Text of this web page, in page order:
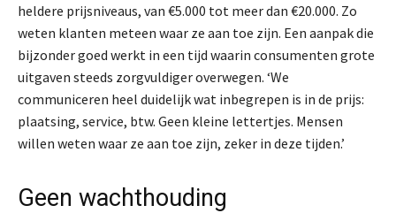
heldere prijsniveaus, van €5.000 tot meer dan €20.000. Zo
weten klanten meteen waar ze aan toe zijn. Een aanpak die
bijzonder goed werkt in een tijd waarin consumenten grote
uitgaven steeds zorgvuldiger overwegen. ‘We
communiceren heel duidelijk wat inbegrepen is in de prijs:
plaatsing, service, btw. Geen kleine lettertjes. Mensen
willen weten waar ze aan toe zijn, zeker in deze tijden.’
Geen wachthouding